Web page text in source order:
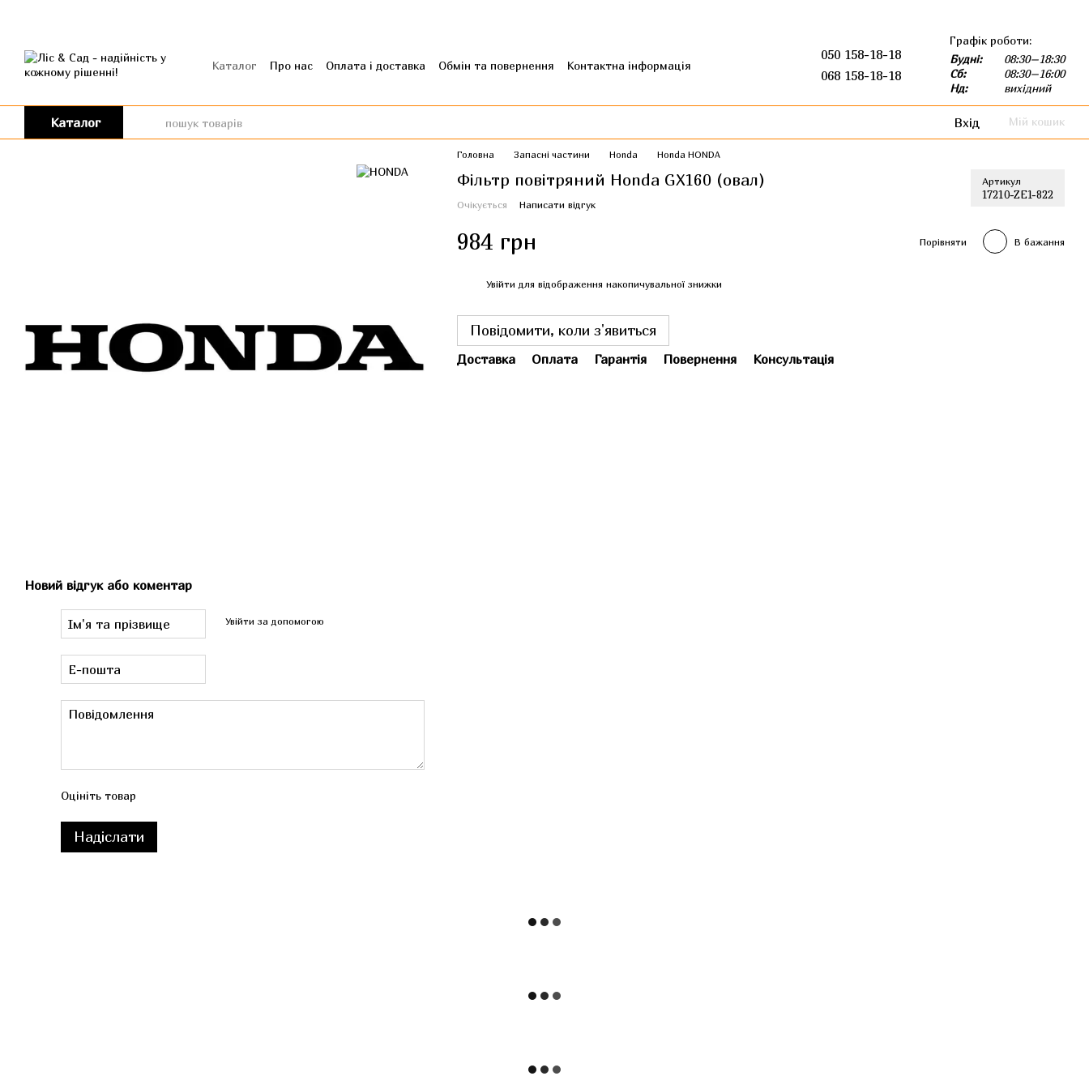
Каталог Про нас Оплата і доставка Обмін та повернення
Контактна інформація
050 158-18-18
068 158-18-18
Графік роботи:
Будні:
08:30–18:30
Сб:
08:30–16:00
Нд:
вихідний
Каталог Вхід Мій кошик
Новий відгук або коментар
Увійти за допомогою
Оцініть товар
Надіслати
Головна Запасні частини Honda Honda HONDA
Фільтр повітряний Honda GX160 (овал) Артикул
17210-ZE1-822
Очікується Написати відгук
984 грн Порівняти В бажання
Увійти для відображення накопичувальної знижки
Повідомити, коли з'явиться
Доставка Оплата Гарантія Повернення Консультація